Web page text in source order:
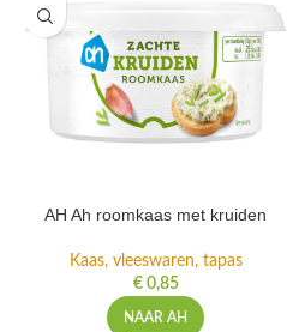
AH Ah roomkaas met kruiden
Kaas, vleeswaren, tapas
€0,85
NAAR AH